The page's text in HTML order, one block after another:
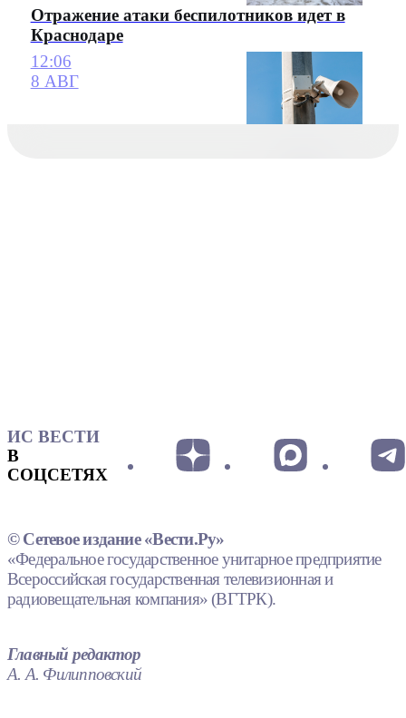
Отражение атаки беспилотников идет в
Краснодаре
12:06
8 АВГ
ИС ВЕСТИ
В
СОЦСЕТЯХ
© Сетевое издание «Вести.Ру»
«Федеральное государственное унитарное предприятие
Всероссийская государственная телевизионная и
радиовещательная компания» (ВГТРК).
Главный редактор
А. А. Филипповский